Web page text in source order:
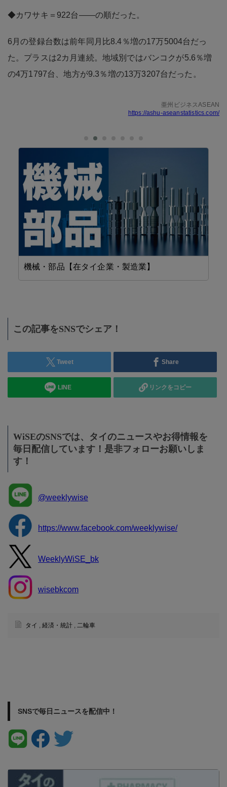
◆カワサキ＝922台――の順だった。
6月の登録台数は前年同月比8.4％増の17万5004台だっ
た。プラスは2カ月連続。地域別ではバンコクが5.6％増
の4万1797台、地方が9.3％増の13万3207台だった。
亜州ビジネスASEAN
https://ashu-aseanstatistics.com/
機械・部品【在タイ企業・製造業】
この記事をSNSでシェア！
Tweet Share
LINE リンクをコピー
WiSEのSNSでは、タイのニュースやお得情報を
毎日配信しています！是非フォローお願いしま
す！
@weeklywise
https://www.facebook.com/weeklywise/
WeeklyWiSE_bk
wisebkcom
タイ , 経済・統計 , 二輪車
SNSで毎日ニュースを配信中！